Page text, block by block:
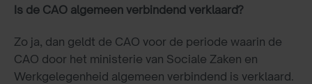
Is de CAO algemeen verbindend verklaard?
Zo ja, dan geldt de CAO voor de periode waarin de
CAO door het ministerie van Sociale Zaken en
Werkgelegenheid algemeen verbindend is verklaard.